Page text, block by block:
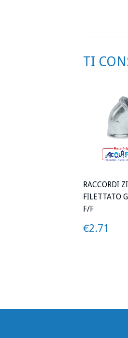
TI
RACCORDI
FILETTATO
F/F
PREZZO
€2.71